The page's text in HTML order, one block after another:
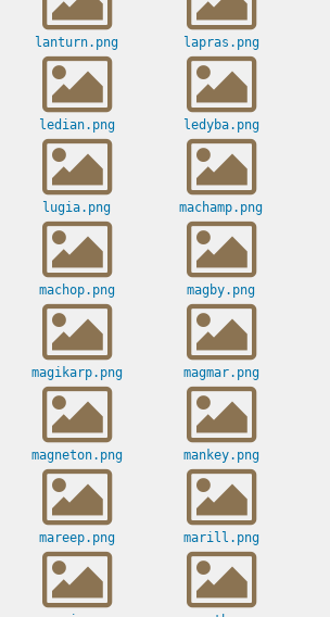
lanturn.png lapras.png
ledian.png ledyba.png
lugia.png machamp.png
machop.png magby.png
magikarp.png magmar.png
magneton.png mankey.png
mareep.png marill.png